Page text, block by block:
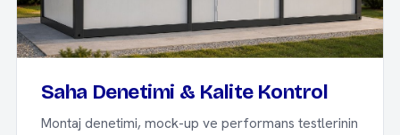
Saha Denetimi & Kalite Kontrol
Montaj denetimi, mock-up ve performans testlerinin